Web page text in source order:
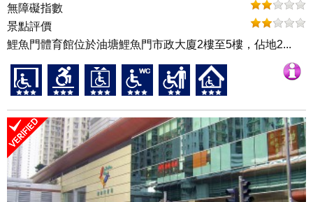
無障礙指數
景點評價
鯉魚門體育館位於油塘鯉魚門市政大廈2樓至5樓，佔地2...